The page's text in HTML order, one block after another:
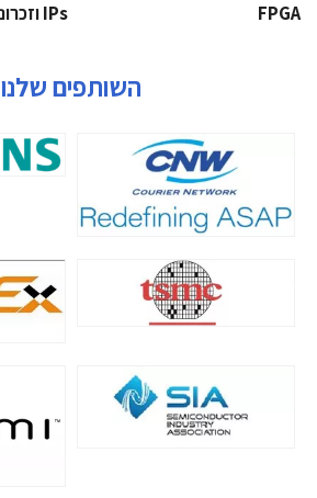
‫‪FPGA‬‬
השותפים שלנו